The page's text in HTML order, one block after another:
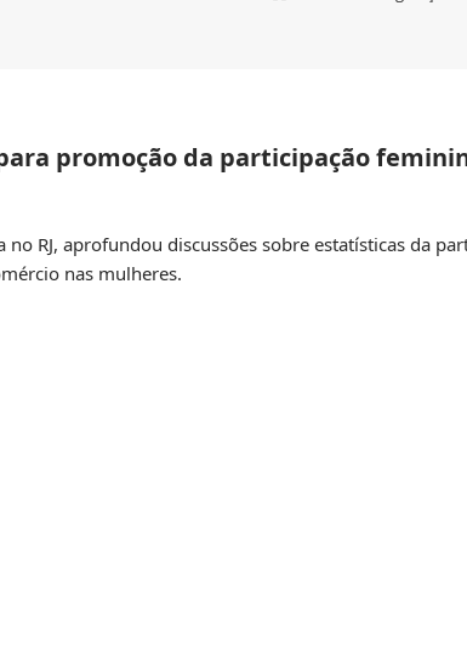
promoção da participação
RJ, aprofundou discussões sobre estatísticas da
nas mulheres.